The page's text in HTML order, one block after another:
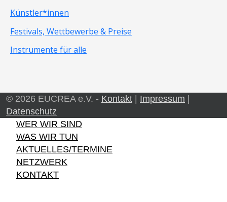
Künstler*innen
Festivals, Wettbewerbe & Preise
Instrumente für alle
© 2026 EUCREA e.V. - Kontakt Impressum
Datenschutz
WER WIR SIND
WAS WIR TUN
AKTUELLES/TERMINE
NETZWERK
KONTAKT